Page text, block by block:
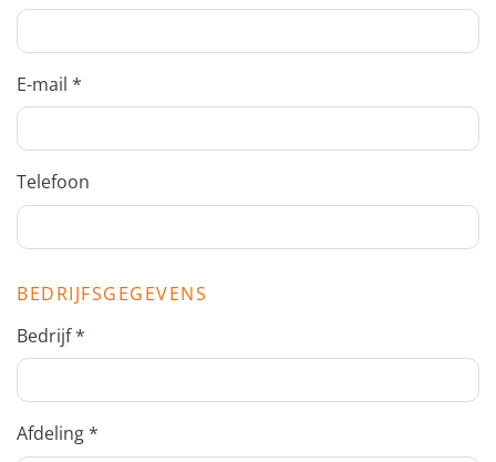
E-mail *
Telefoon
BEDRIJFSGEGEVENS
Bedrijf *
Afdeling *